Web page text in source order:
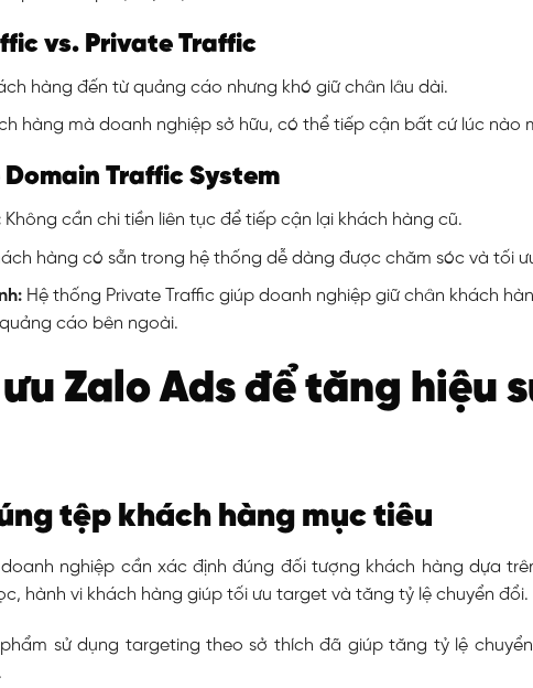
vs. Private Traffic
hàng đến từ quảng cáo nhưng khó giữ chân lâu dài.
hàng mà doanh nghiệp sở hữu, có thể tiếp cận bất cứ lúc nào
Traffic System
Không cần chi tiền liên tục để tiếp cận lại khách hàng cũ.
hàng có sẵn trong hệ thống dễ dàng được chăm sóc và tối
Hệ thống Private Traffic giúp doanh nghiệp giữ chân khách
cáo bên ngoài.
Zalo Ads để tăng hiệu
tệp khách hàng mục tiêu
doanh nghiệp cần xác định đúng đối tượng khách hàng dựa
hành vi khách hàng giúp tối ưu target và tăng tỷ lệ chuyển đổi.
sử dụng targeting theo sở thích đã giúp tăng tỷ lệ